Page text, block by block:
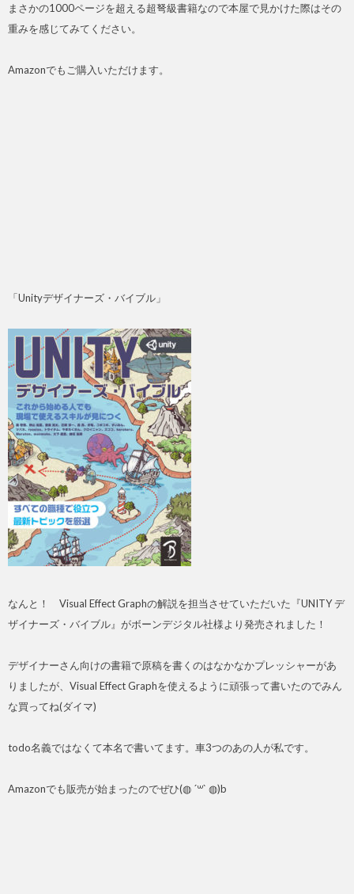
まさかの1000ページを超える超弩級書籍なので本屋で見かけた際はその
重みを感じてみてください。
Amazonでもご購入いただけます。
「Unityデザイナーズ・バイブル」
なんと！ Visual Effect Graphの解説を担当させていただいた『UNITY デ
ザイナーズ・バイブル』がボーンデジタル社様より発売されました！
デザイナーさん向けの書籍で原稿を書くのはなかなかプレッシャーがあ
りましたが、Visual Effect Graphを使えるように頑張って書いたのでみん
な買ってね(ダイマ)
todo名義ではなくて本名で書いてます。車3つのあの人が私です。
Amazonでも販売が始まったのでぜひ(◍ ´꒳` ◍)b